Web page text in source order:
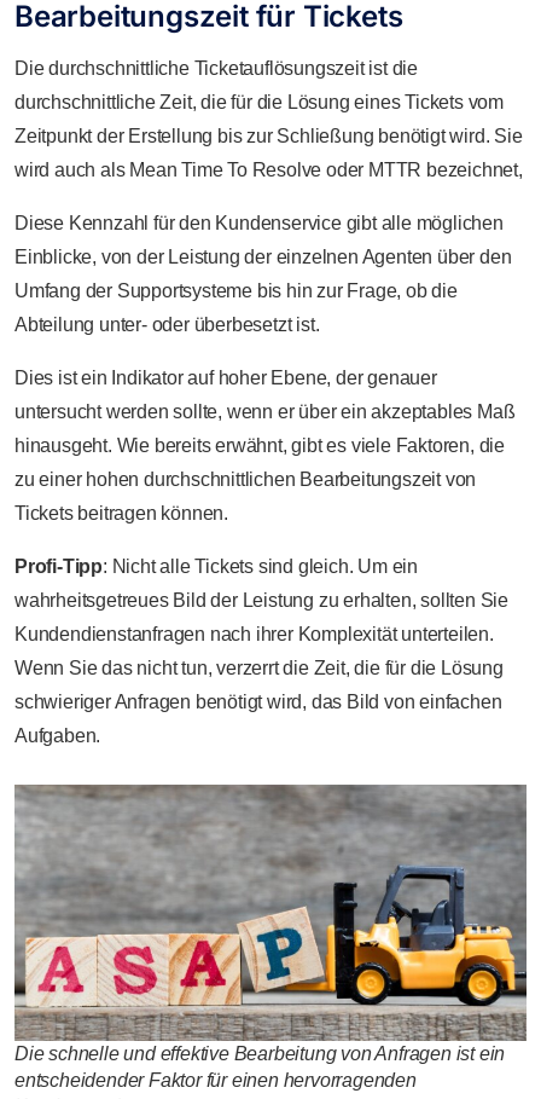
Bearbeitungszeit für Tickets
Die durchschnittliche Ticketauflösungszeit ist die
durchschnittliche Zeit, die für die Lösung eines Tickets vom
Zeitpunkt der Erstellung bis zur Schließung benötigt wird. Sie
wird auch als Mean Time To Resolve oder MTTR bezeichnet,
Diese Kennzahl für den Kundenservice gibt alle möglichen
Einblicke, von der Leistung der einzelnen Agenten über den
Umfang der Supportsysteme bis hin zur Frage, ob die
Abteilung unter- oder überbesetzt ist.
Dies ist ein Indikator auf hoher Ebene, der genauer
untersucht werden sollte, wenn er über ein akzeptables Maß
hinausgeht. Wie bereits erwähnt, gibt es viele Faktoren, die
zu einer hohen durchschnittlichen Bearbeitungszeit von
Tickets beitragen können.
Profi-Tipp: Nicht alle Tickets sind gleich. Um ein
wahrheitsgetreues Bild der Leistung zu erhalten, sollten Sie
Kundendienstanfragen nach ihrer Komplexität unterteilen.
Wenn Sie das nicht tun, verzerrt die Zeit, die für die Lösung
schwieriger Anfragen benötigt wird, das Bild von einfachen
Aufgaben.
Die schnelle und effektive Bearbeitung von Anfragen ist ein
entscheidender Faktor für einen hervorragenden